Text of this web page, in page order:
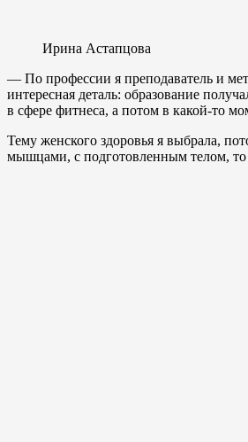
Ирина Астапцова
— По профессии я преподаватель и
интересная деталь: образование
в сфере фитнеса, а потом в какой-то
Тему женского здоровья я выбрала,
мышцами, с подготовленным телом,